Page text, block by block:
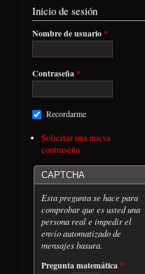
potenciacion
Inicio de sesión
Nombre de usuario*
Contraseña*
Recordarme
Solicitar una nueva
contraseña
CAPTCHA
Esta pregunta se hace para
comprobar que es usted una
persona real e impedir el
envío automatizado de
mensajes basura.
Pregunta matemática*